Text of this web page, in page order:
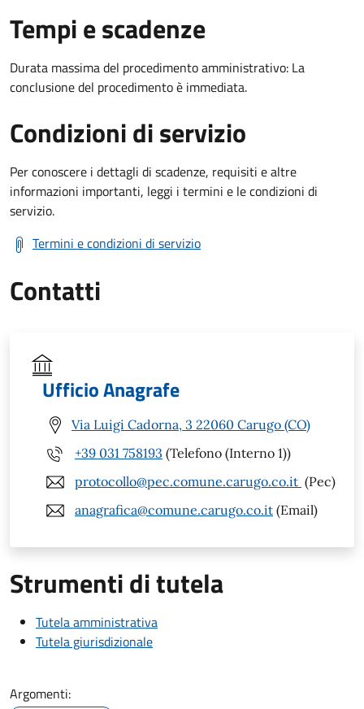
Tempi e scadenze
Durata massima del procedimento amministrativo: La
conclusione del procedimento è immediata.
Condizioni di servizio
Per conoscere i dettagli di scadenze, requisiti e altre
informazioni importanti, leggi i termini e le condizioni di
servizio.
Termini e condizioni di servizio
Contatti
Ufficio Anagrafe
Via Luigi Cadorna, 3 22060 Carugo (CO)
+39 031 758193 (Telefono (Interno 1))
protocollo@pec.comune.carugo.co.it (Pec)
anagrafica@comune.carugo.co.it (Email)
Strumenti di tutela
Tutela amministrativa
Tutela giurisdizionale
Argomenti: